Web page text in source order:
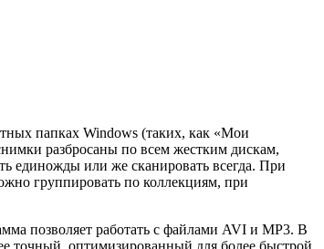
папках Windows (таких, как «Мои
разбросаны по всем жестким дискам,
единожды или же сканировать всегда. При
группировать по коллекциям, при
позволяет работать с файлами AVI и MP3. В
точный, оптимизированный для более быстрой